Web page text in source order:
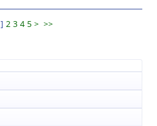
] 2 3 4 5 > >>